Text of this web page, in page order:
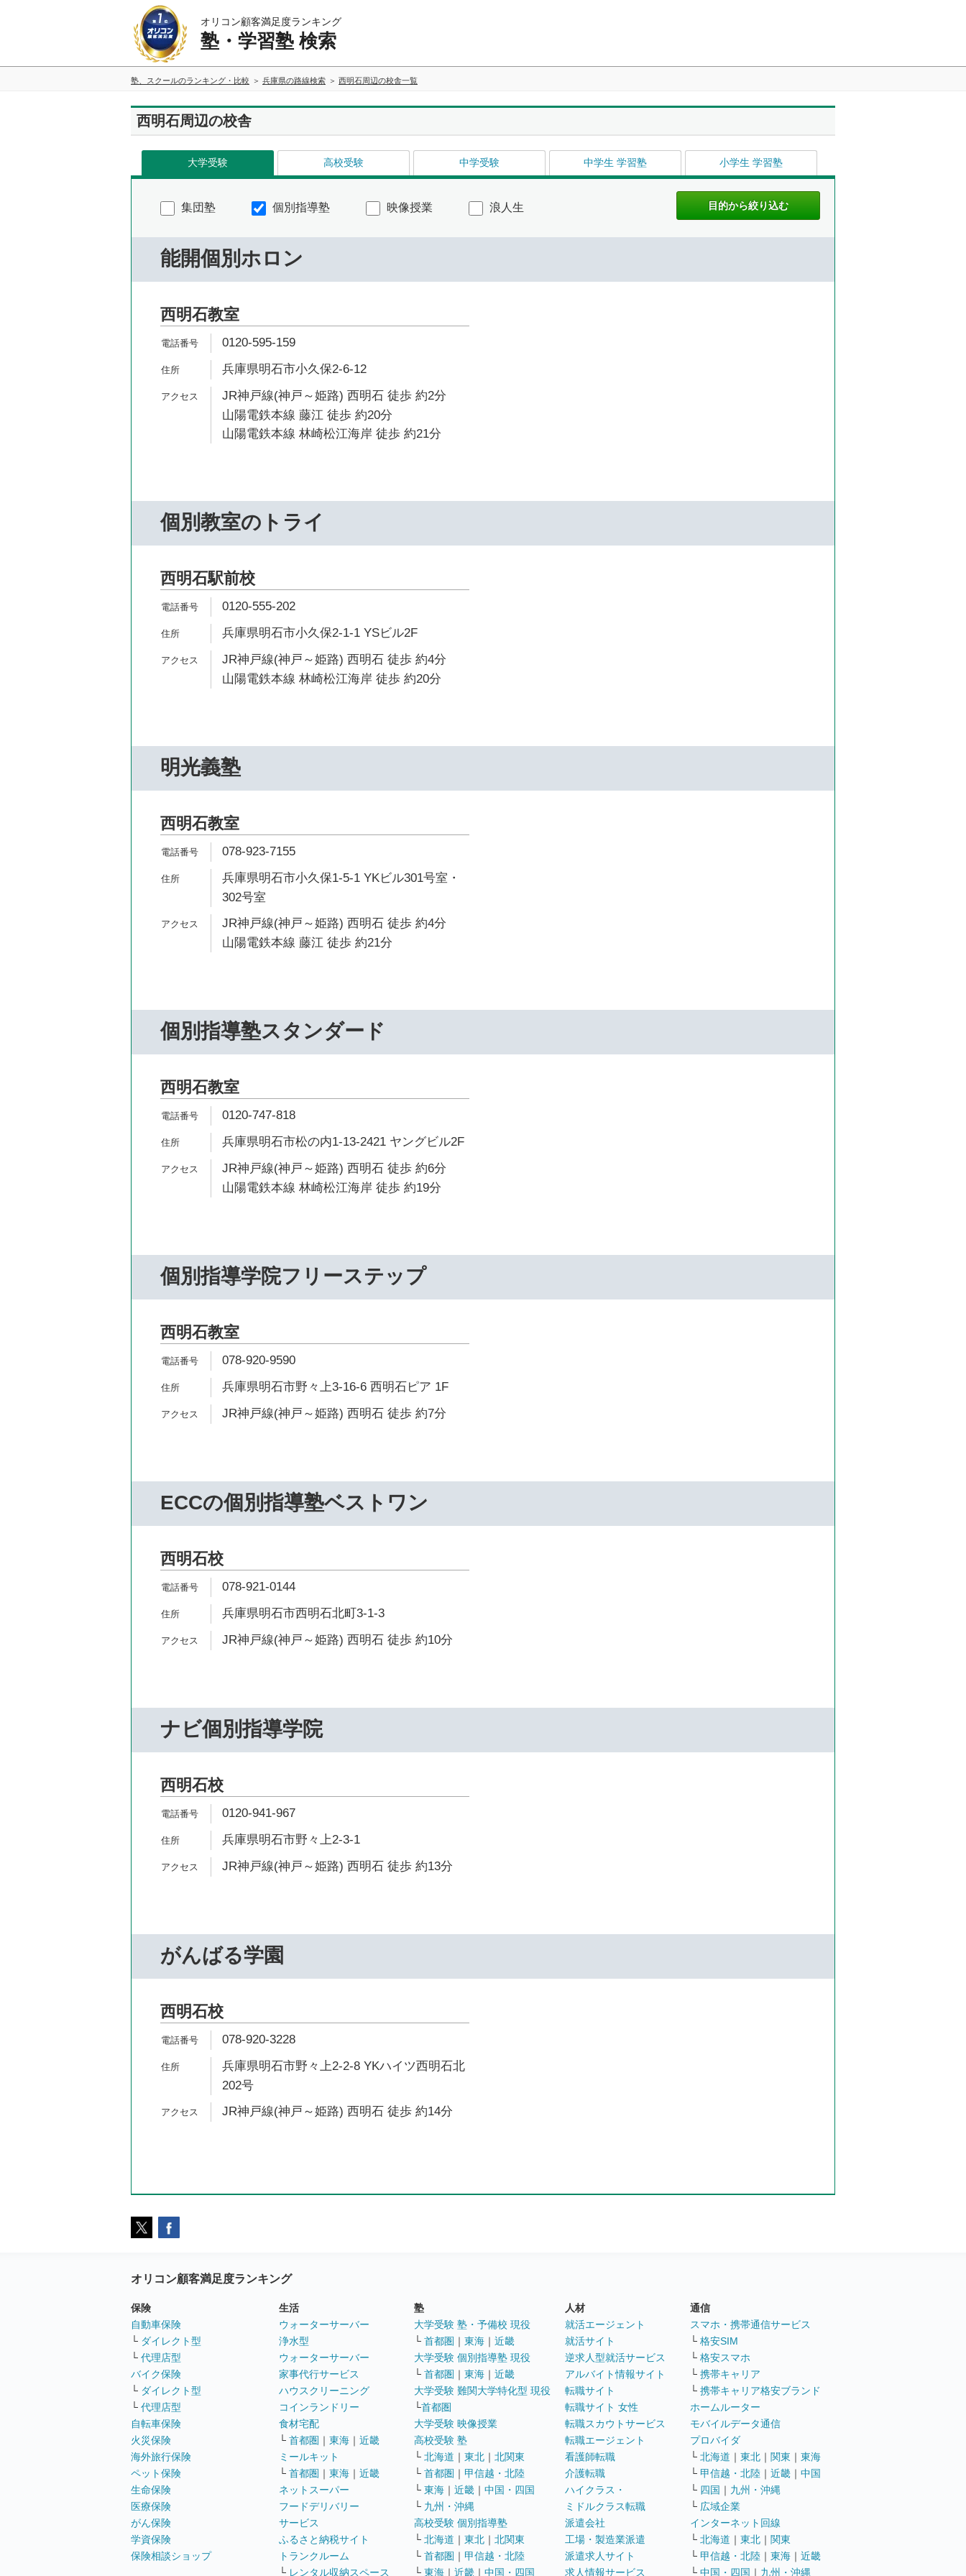
オリコン顧客満足度ランキング
塾・学習塾 検索
塾、スクールのランキング・比較 兵庫県の路線検索 西明石周辺の校舎一覧
西明石周辺の校舎
大学受験 高校受験 中学受験 中学生 学習塾 小学生 学習塾
集団塾 個別指導塾 映像授業 浪人生
能開個別ホロン
西明石教室
0120-595-159
兵庫県明石市小久保2-6-12
JR神戸線(神戸～姫路) 西明石 徒歩 約2分
山陽電鉄本線 藤江 徒歩 約20分
山陽電鉄本線 林崎松江海岸 徒歩 約21分
個別教室のトライ
西明石駅前校
0120-555-202
兵庫県明石市小久保2-1-1 YSビル2F
JR神戸線(神戸～姫路) 西明石 徒歩 約4分
山陽電鉄本線 林崎松江海岸 徒歩 約20分
明光義塾
西明石教室
078-923-7155
兵庫県明石市小久保1-5-1 YKビル301号室・
302号室
JR神戸線(神戸～姫路) 西明石 徒歩 約4分
山陽電鉄本線 藤江 徒歩 約21分
個別指導塾スタンダード
西明石教室
0120-747-818
兵庫県明石市松の内1-13-2421 ヤングビル2F
JR神戸線(神戸～姫路) 西明石 徒歩 約6分
山陽電鉄本線 林崎松江海岸 徒歩 約19分
個別指導学院フリーステップ
西明石教室
078-920-9590
兵庫県明石市野々上3-16-6 西明石ピア 1F
JR神戸線(神戸～姫路) 西明石 徒歩 約7分
ECCの個別指導塾ベストワン
西明石校
078-921-0144
兵庫県明石市西明石北町3-1-3
JR神戸線(神戸～姫路) 西明石 徒歩 約10分
ナビ個別指導学院
西明石校
0120-941-967
兵庫県明石市野々上2-3-1
JR神戸線(神戸～姫路) 西明石 徒歩 約13分
がんばる学園
西明石校
078-920-3228
兵庫県明石市野々上2-2-8 YKハイツ西明石北
202号
JR神戸線(神戸～姫路) 西明石 徒歩 約14分
オリコン顧客満足度ランキング
保険
自動車保険
└ ダイレクト型
└ 代理店型
バイク保険
└ ダイレクト型
└ 代理店型
自転車保険
火災保険
海外旅行保険
ペット保険
生命保険
医療保険
がん保険
学資保険
保険相談ショップ
生活
ウォーターサーバー
浄水型
ウォーターサーバー
家事代行サービス
ハウスクリーニング
コインランドリー
食材宅配
└ 首都圏 ｜ 東海 ｜ 近畿
ミールキット
└ 首都圏 ｜ 東海 ｜ 近畿
ネットスーパー
フードデリバリー
サービス
ふるさと納税サイト
トランクルーム
└ レンタル収納スペース
塾
大学受験 塾・予備校 現役
└ 首都圏 ｜ 東海 ｜ 近畿
大学受験 個別指導塾 現役
└ 首都圏 ｜ 東海 ｜ 近畿
大学受験 難関大学特化型 現役
└首都圏
大学受験 映像授業
高校受験 塾
└ 北海道 ｜ 東北 ｜ 北関東
└ 首都圏 ｜ 甲信越・北陸
└ 東海 ｜ 近畿 ｜ 中国・四国
└ 九州・沖縄
高校受験 個別指導塾
└ 北海道 ｜ 東北 ｜ 北関東
└ 首都圏 ｜ 甲信越・北陸
└ 東海 ｜ 近畿 ｜ 中国・四国
人材
就活エージェント
就活サイト
逆求人型就活サービス
アルバイト情報サイト
転職サイト
転職サイト 女性
転職スカウトサービス
転職エージェント
看護師転職
介護転職
ハイクラス・
ミドルクラス転職
派遣会社
工場・製造業派遣
派遣求人サイト
求人情報サービス
通信
スマホ・携帯通信サービス
└ 格安SIM
└ 格安スマホ
└ 携帯キャリア
└ 携帯キャリア格安ブランド
ホームルーター
モバイルデータ通信
プロバイダ
└ 北海道 ｜ 東北 ｜ 関東 ｜ 東海
└ 甲信越・北陸 ｜ 近畿 ｜ 中国
└ 四国 ｜ 九州・沖縄
└ 広域企業
インターネット回線
└ 北海道 ｜ 東北 ｜ 関東
└ 甲信越・北陸 ｜ 東海 ｜ 近畿
└ 中国・四国 ｜ 九州・沖縄